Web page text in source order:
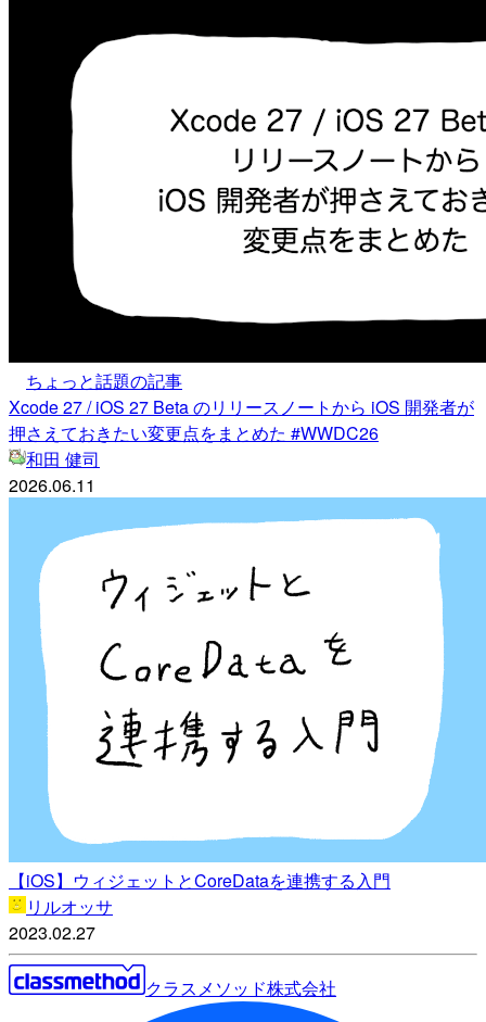
ちょっと話題の記事
Xcode 27 / iOS 27 Beta のリリースノートから iOS 開発者が
押さえておきたい変更点をまとめた #WWDC26
和田 健司
2026.06.11
【iOS】ウィジェットとCoreDataを連携する入門
リルオッサ
2023.02.27
クラスメソッド株式会社